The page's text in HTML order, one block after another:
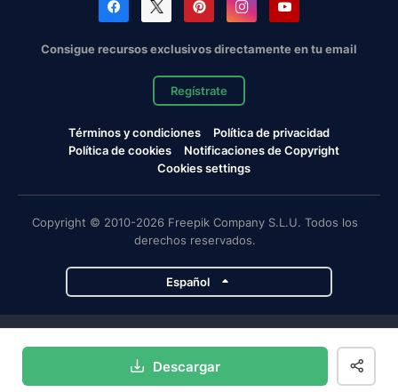
Descargar
Consigue recursos exclusivos directamente en tu email
Regístrate
Términos y condiciones
Política de privacidad
Política de cookies
Notificaciones de Copyright
Cookies settings
Copyright © 2010-2026 Freepik Company S.L.U. Todos los
derechos reservados.
Español
Magnific Flaticon